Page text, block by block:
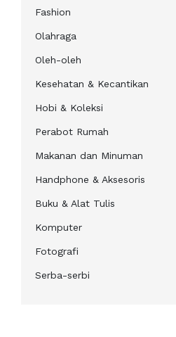
Fashion
Olahraga
Oleh-oleh
Kesehatan & Kecantikan
Hobi & Koleksi
Perabot Rumah
Makanan dan Minuman
Handphone & Aksesoris
Buku & Alat Tulis
Komputer
Fotografi
Serba-serbi